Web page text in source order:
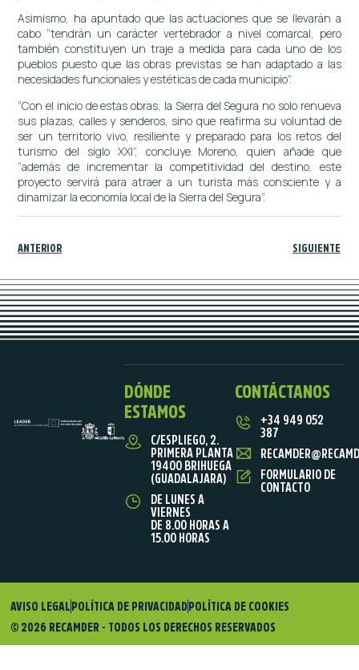
Asimismo, ha apuntado que las actuaciones que se llevarán a
cabo “tendrán un carácter vertebrador a nivel comarcal, pero
también constituyen un traje a medida para cada uno de los
pueblos puesto que las obras previstas se han adaptado a las
necesidades funcionales y estéticas de cada municipio”.
“Con el inicio de estas obras, la Sierra del Segura no solo renueva
sus plazas, calles y senderos, sino que reafirma su voluntad de
ser un territorio vivo, resiliente y preparado para los retos del
turismo del siglo XXI”, concluye Moreno, quien añade que
“además de incrementar la competitividad del destino, este
proyecto servirá para atraer a un turista más consciente y a
dinamizar la economía local de la Sierra del Segura”.
ANTERIOR SIGUIENTE
DÓNDE
ESTAMOS
C/ESPLIEGO, 2.
PRIMERA PLANTA
19400 BRIHUEGA
(GUADALAJARA)
DE LUNES A
VIERNES
DE 8.00 HORAS A
15.00 HORAS
CONTÁCTANOS
+34 949 052
387
FORMULARIO DE
CONTACTO
© 2026 RECAMDER - TODOS LOS DERECHOS RESERVADOS
AVISO LEGAL POLÍTICA DE PRIVACIDAD POLÍTICA DE COOKIES